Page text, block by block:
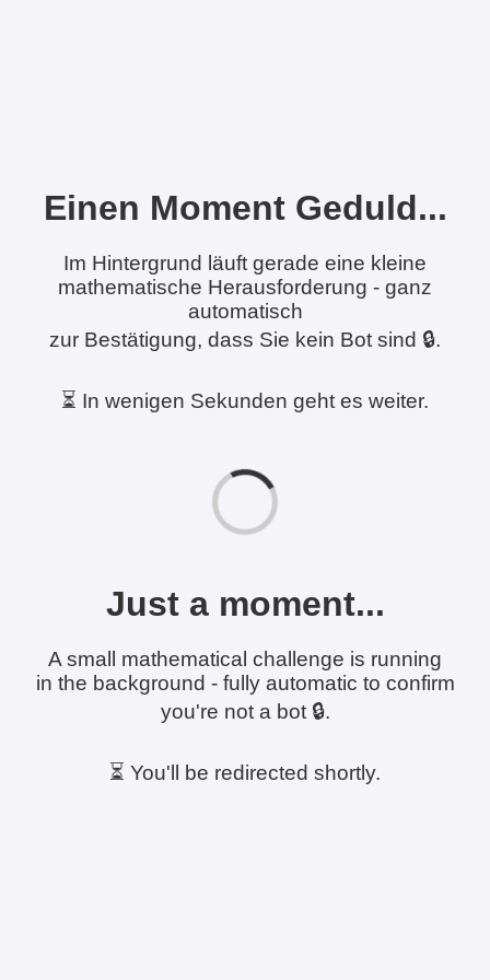
Einen Moment Geduld...
Im Hintergrund läuft gerade eine kleine
mathematische Herausforderung - ganz
automatisch
zur Bestätigung, dass Sie kein Bot sind 🔒.
⏳ In wenigen Sekunden geht es weiter.
Just a moment...
A small mathematical challenge is running
in the background - fully automatic to confirm
you're not a bot 🔒.
⏳ You'll be redirected shortly.